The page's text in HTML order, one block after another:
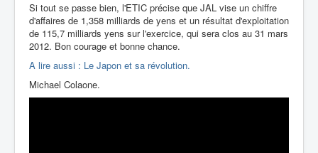
Si tout se passe bien, l'ETIC précise que JAL vise un chiffre
d'affaires de 1,358 milliards de yens et un résultat d'exploitation
de 115,7 milliards yens sur l'exercice, qui sera clos au 31 mars
2012. Bon courage et bonne chance.
A lire aussi : Le Japon et sa révolution.
Michael Colaone.